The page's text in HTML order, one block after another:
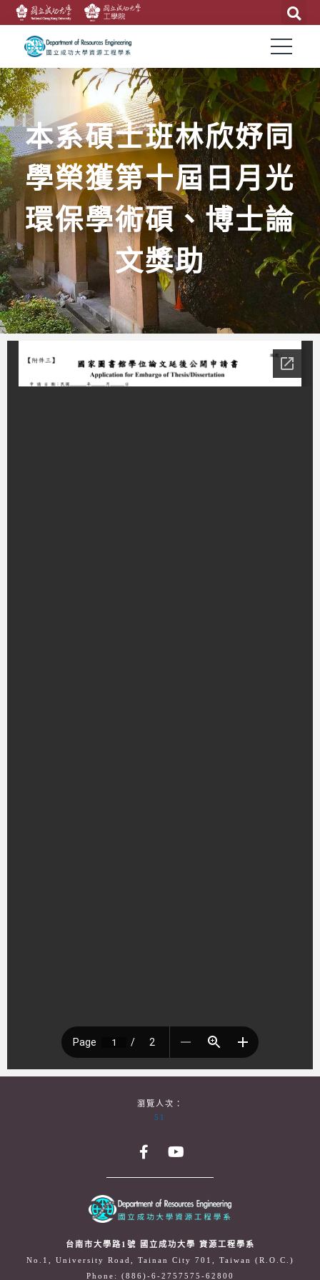
本系碩士班林欣妤同
學榮獲第十屆日月光
環保學術碩、博士論
文獎助
瀏覽人次：
51
台南市大學路1號 國立成功大學 資源工程學系
No.1, University Road, Tainan City 701, Taiwan (R.O.C.)
Phone: (886)-6-2757575-62800